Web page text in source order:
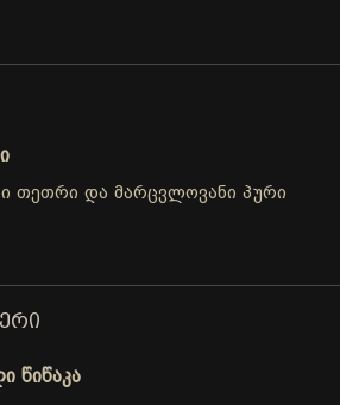
თეთრი და მარცვლოვანი პური
წიწაკა